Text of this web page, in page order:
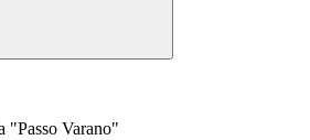
"Passo Varano"